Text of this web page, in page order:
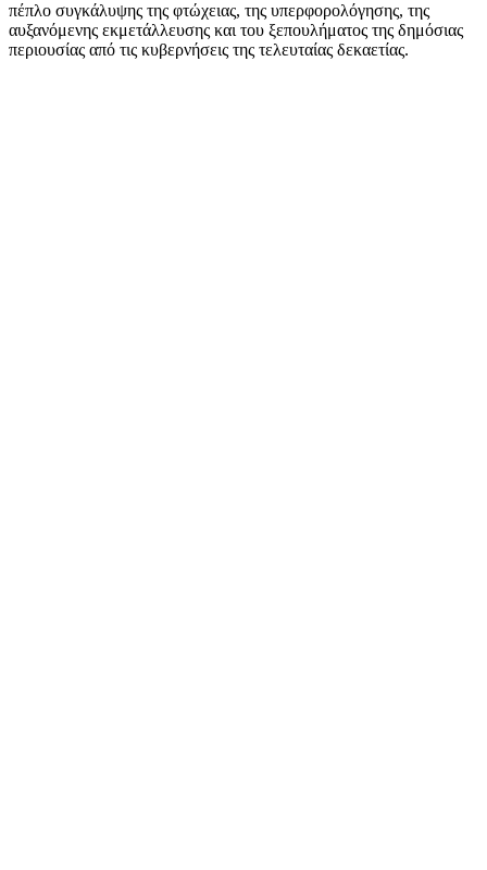
πέπλο συγκάλυψης της φτώχειας, της υπερφορολόγησης, της
αυξανόμενης εκμετάλλευσης και του ξεπουλήματος της δημόσιας
περιουσίας από τις κυβερνήσεις της τελευταίας δεκαετίας.